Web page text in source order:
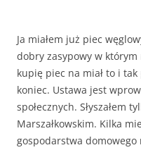
Ja miałem już piec
dobry zasypowy w którym
kupię piec na miał to i
koniec. Ustawa jest
społecznych. Słyszałem
Marszałkowskim. Kilka
gospodarstwa domowego